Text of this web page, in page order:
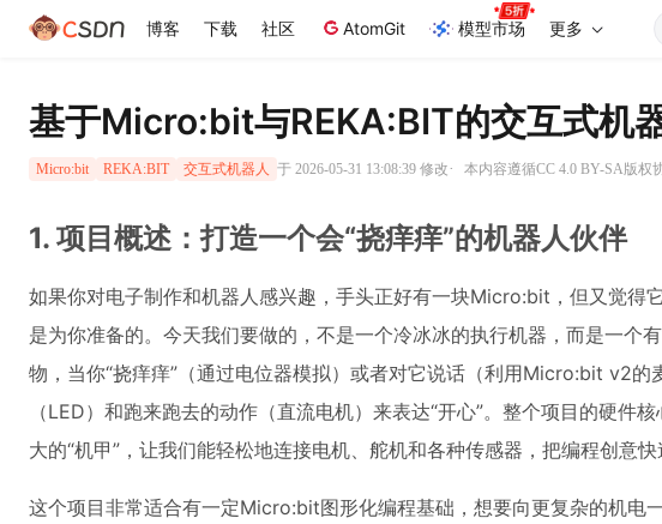
博客 下载 社区 AtomGit 模型市场 更多
基于Micro:bit与REKA:BIT的交互式机
Micro:bit REKA:BIT 交互式机器人 于 2026-05-31 13:08:39 修改· 本内容遵循CC 4.0 BY-SA版权
1. 项目概述：打造一个会“挠痒痒”的机器人伙伴
如果你对电子制作和机器人感兴趣，手头正好有一块Micro:bit，但又觉得
是为你准备的。今天我们要做的，不是一个冷冰冰的执行机器，而是一个
物，当你“挠痒痒”（通过电位器模拟）或者对它说话（利用Micro:bit v2
（LED）和跑来跑去的动作（直流电机）来表达“开心”。整个项目的硬件核
大的“机甲”，让我们能轻松地连接电机、舵机和各种传感器，把编程创意
这个项目非常适合有一定Micro:bit图形化编程基础，想要向更复杂的机电